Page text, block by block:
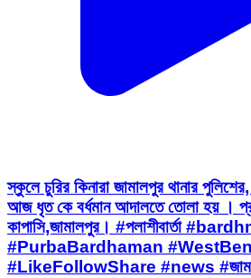
স্কুলে চুরির কিনারা জামালপুর থানার
আজ ধৃত কে বর্ধমান আদালতে তোলা হয় ।
কাপাসি,জামালপুর। #পলাশীবার্তা
#PurbaBardhaman
#LikeFollowShare #news